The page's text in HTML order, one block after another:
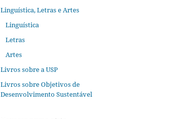
Linguística, Letras e Artes
Linguística
Letras
Artes
Livros sobre a USP
Livros sobre Objetivos de
Desenvolvimento Sustentável